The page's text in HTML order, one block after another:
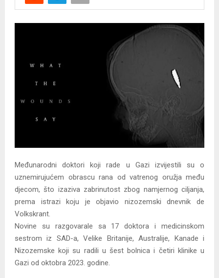
Y
Međunarodni doktori koji rade u Gazi izvijestili su o
uznemirujućem obrascu rana od vatrenog oružja među
djecom, što izaziva zabrinutost zbog namjernog ciljanja,
prema istrazi koju je objavio nizozemski dnevnik de
Volkskrant.
Novine su razgovarale sa 17 doktora i medicinskom
sestrom iz SAD-a, Velike Britanije, Australije, Kanade i
Nizozemske koji su radili u šest bolnica i četiri klinike u
Gazi od oktobra 2023. godine.